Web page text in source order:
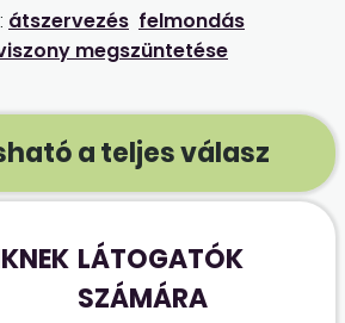
átszervezés felmondás
megszüntetése
a teljes válasz
LÁTOGATÓK
SZÁMÁRA